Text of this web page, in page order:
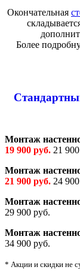
Окончательная
Более
Монтаж
19 900 руб. 21
Монтаж
21 900 руб. 24
Монтаж
29 900 руб.
Монтаж
34 900 руб.
* Акции и скидки не